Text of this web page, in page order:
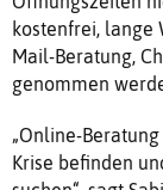
kostenfrei, lange
Mail-Beratung,
genommen
„Online-
Krise befinden